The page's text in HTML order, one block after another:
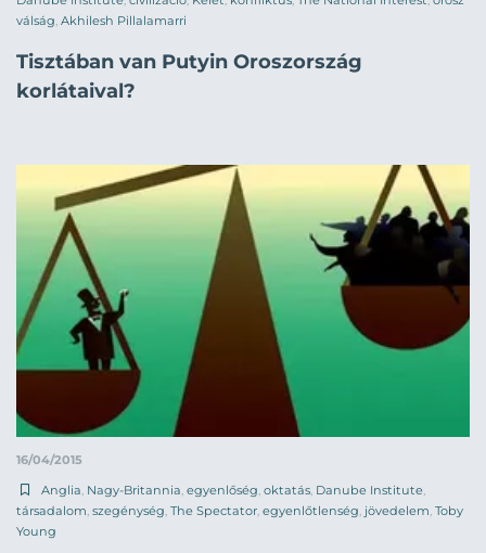
válság Akhilesh Pillalamarri
Tisztában van Putyin Oroszország
korlátaival?
16/04/2015
Anglia, Nagy-Britannia, egyenlőség, oktatás, Danube Institute,
társadalom, szegénység, The Spectator, egyenlőtlenség, jövedelem, Toby
Young